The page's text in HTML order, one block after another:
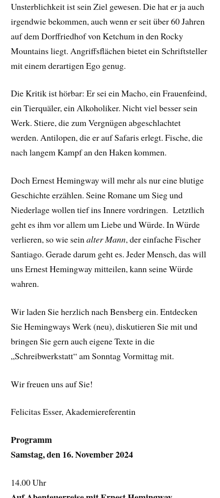
Unsterblichkeit ist sein Ziel gewesen. Die hat er ja auch
irgendwie bekommen, auch wenn er seit über 60 Jahren
auf dem Dorffriedhof von Ketchum in den Rocky
Mountains liegt. Angriffsflächen bietet ein Schriftsteller
mit einem derartigen Ego genug.
Die Kritik ist hörbar: Er sei ein Macho, ein Frauenfeind,
ein Tierquäler, ein Alkoholiker. Nicht viel besser sein
Werk. Stiere, die zum Vergnügen abgeschlachtet
werden. Antilopen, die er auf Safaris erlegt. Fische, die
nach langem Kampf an den Haken kommen.
Doch Ernest Hemingway will mehr als nur eine blutige
Geschichte erzählen. Seine Romane um Sieg und
Niederlage wollen tief ins Innere vordringen. Letztlich
geht es ihm vor allem um Liebe und Würde. In Würde
verlieren, so wie seinalter Mann, der einfache Fischer
Santiago. Gerade darum geht es. Jeder Mensch, das will
uns Ernest Hemingway mitteilen, kann seine Würde
wahren.
Wir laden Sie herzlich nach Bensberg ein. Entdecken
Sie Hemingways Werk (neu), diskutieren Sie mit und
bringen Sie gern auch eigene Texte in die
„Schreibwerkstatt“ am Sonntag Vormittag mit.
Wir freuen uns auf Sie!
Felicitas Esser, Akademiereferentin
Programm
Samstag, den 16. November 2024
14.00 Uhr